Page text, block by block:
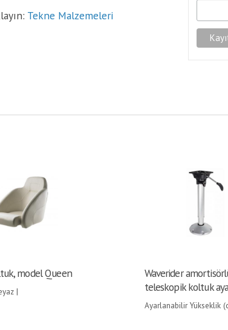
Tekne Malzemeleri
model Queen
|
Waverider
teleskopik koltuk
Ayarlanabilir Yükseklik